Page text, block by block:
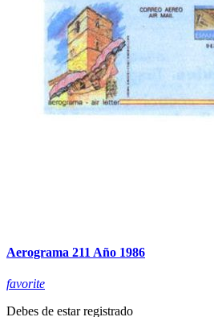
Aerograma 211 Año 1986
favorite
Debes de estar registrado